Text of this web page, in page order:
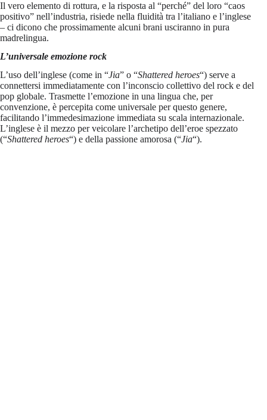
Il vero elemento di rottura, e la risposta al “perché” del loro “caos
positivo” nell’industria, risiede nella fluidità tra l’italiano e l’inglese
– ci dicono che prossimamente alcuni brani usciranno in pura
madrelingua.
L’universale emozione rock
L’uso dell’inglese (come in “Jia” o “Shattered heroes“) serve a
connettersi immediatamente con l’inconscio collettivo del rock e del
pop globale. Trasmette l’emozione in una lingua che, per
convenzione, è percepita come universale per questo genere,
facilitando l’immedesimazione immediata su scala internazionale.
L’inglese è il mezzo per veicolare l’archetipo dell’eroe spezzato
(“Shattered heroes“) e della passione amorosa (“Jia“).